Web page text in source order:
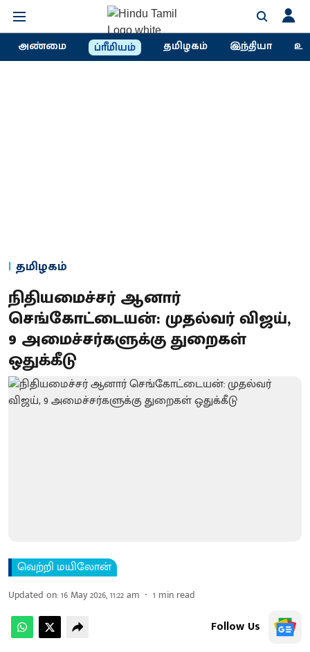
அண்மை ப்ரீமியம் தமிழகம் இந்தியா
தமிழகம்
நிதியமைச்சர் ஆனார்
செங்கோட்டையன்: முதல்வர் விஜய்,
9 அமைச்சர்களுக்கு துறைகள்
ஒதுக்கீடு
வெற்றி மயிலோன்
Updated on:16 May 2026, 11:22 am 1 min read
Follow Us